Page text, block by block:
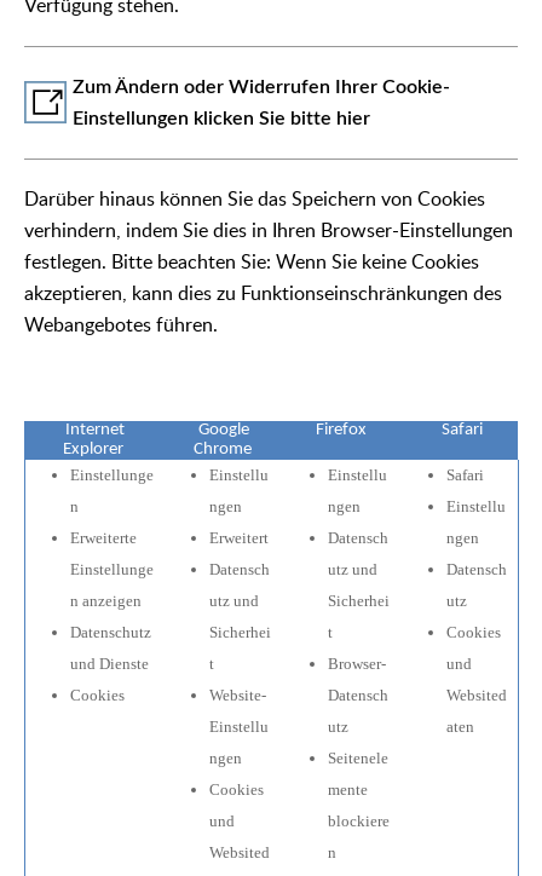
Verfügung stehen.
Zum Ändern oder Widerrufen Ihrer Cookie-
Einstellungen klicken Sie bitte hier
Darüber hinaus können Sie das Speichern von Cookies
verhindern, indem Sie dies in Ihren Browser-Einstellungen
festlegen. Bitte beachten Sie: Wenn Sie keine Cookies
akzeptieren, kann dies zu Funktionseinschränkungen des
Webangebotes führen.
Internet
Explorer
Google
Chrome
Firefox Safari
Einstellunge
n
Erweiterte
Einstellunge
n anzeigen
Datenschutz
und Dienste
Cookies
Einstellu
ngen
Erweitert
Datensch
utz und
Sicherhei
t
Website-
Einstellu
ngen
Cookies
und
Websited
Einstellu
ngen
Datensch
utz und
Sicherhei
t
Browser-
Datensch
utz
Seitenele
mente
blockiere
n
Safari
Einstellu
ngen
Datensch
utz
Cookies
und
Websited
aten